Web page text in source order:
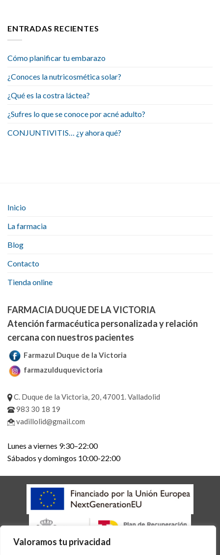
Valoramos tu privacidad
ENTRADAS RECIENTES
Cómo planificar tu embarazo
¿Conoces la nutricosmética solar?
¿Qué es la costra láctea?
¿Sufres lo que se conoce por acné adulto?
CONJUNTIVITIS… ¿y ahora qué?
Inicio
La farmacia
Blog
Contacto
Tienda online
FARMACIA DUQUE DE LA VICTORIA
Atención farmacéutica personalizada y relación
cercana con nuestros pacientes
Farmazul Duque de la Victoria
farmazulduquevictoria
C. Duque de la Victoria, 20, 47001. Valladolid
983 30 18 19
vadillolid@gmail.com
Lunes a viernes 9:30–22:00
Sábados y domingos 10:00-22:00